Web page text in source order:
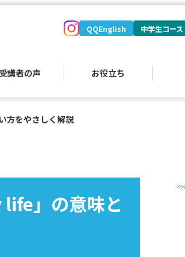
受講者の声 お役立ち
QQEnglish 中学生コース
方をやさしく解説
」の意味と